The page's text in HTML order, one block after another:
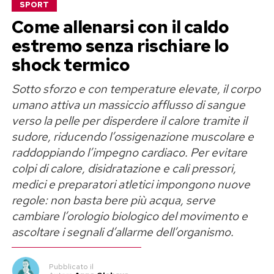
vive la vita con amore».
Parole che Georgina ha voluto condividere
pubblicamente, ringraziando il compagno anche
per i valori che trasmette ai figli «come padre e
come uomo».
«Chi decide quale sia il corpo
giusto?»
Nella parte finale del messaggio, Georgina
Rodriguez allarga il discorso oltre la propria
esperienza personale e pone alcune domande
che riguardano il modo in cui vengono giudicate
le donne sui social.
ricorda che la Serie A aveva espresso una
preferenza diversa rispetto a quella poi
maturata ai vertici federali.
La stoccata su Mancini e Conte
Il riferimento è alla successione sulla panchina
azzurra. Cairo osserva cheAntonio Conte
rappresentava il nome indicato dai club di Serie
A, mentreRoberto Mancinisarebbe stata una
scelta sostenuta daGiovanni Malagò.
Una frase che molti hanno interpretato come
una frecciata all’ex presidente del CONI,
riaprendo indirettamente il dibattito sulle
decisioni che hanno segnato gli ultimi anni della
SPORT
Come allenarsi con il caldo
estremo senza rischiare lo
shock termico
Sotto sforzo e con temperature elevate, il corpo
umano attiva un massiccio afflusso di sangue
verso la pelle per disperdere il calore tramite il
sudore, riducendo l’ossigenazione muscolare e
raddoppiando l’impegno cardiaco. Per evitare
colpi di calore, disidratazione e cali pressori,
medici e preparatori atletici impongono nuove
regole: non basta bere più acqua, serve
cambiare l’orologio biologico del movimento e
ascoltare i segnali d’allarme dell’organismo.
Pubblicato il